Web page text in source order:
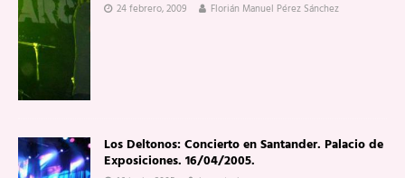
24 febrero, 2009 Florián Manuel Pérez Sánchez
Los Deltonos: Concierto en Santander. Palacio de
Exposiciones. 16/04/2005.